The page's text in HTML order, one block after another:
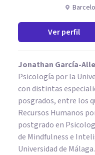
Ver perfil
Jonathan García-
Psicología por la
con distintas
posgrados, entre los
Recursos Humanos
postgrado en
de Mindfulness e
Universidad de